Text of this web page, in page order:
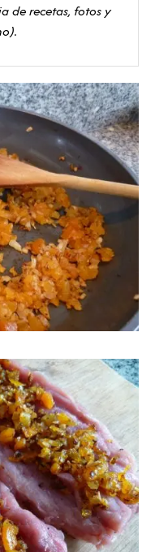
de recetas, fotos y